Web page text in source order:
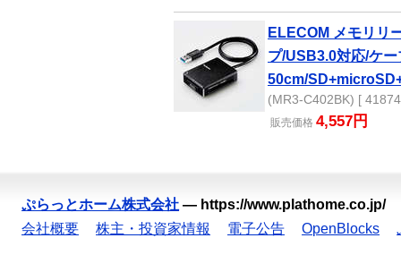
ELECOM メモリリ
プ/USB3.0対応/ケー
50cm/
(MR3-C402BK) [
販売価格 4,557円
ぷらっとホーム株式会社 — https://www.plathome.co.jp/
会社概要
株主・投資家情報 電子公告 OpenBlocks